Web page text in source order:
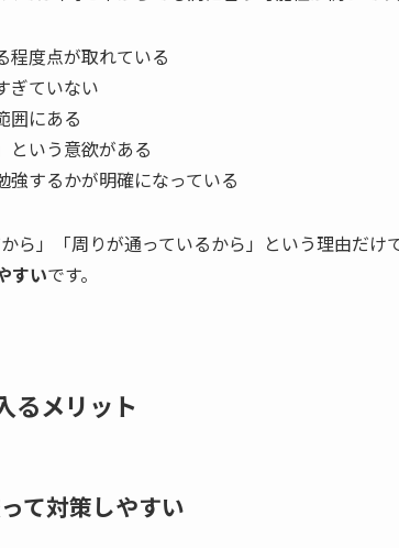
程度点が取れている
ぎていない
囲にある
という意欲がある
強するかが明確になっている
ら」「周りが通っているから」という理由だけ
すいです。
るメリット
て対策しやすい